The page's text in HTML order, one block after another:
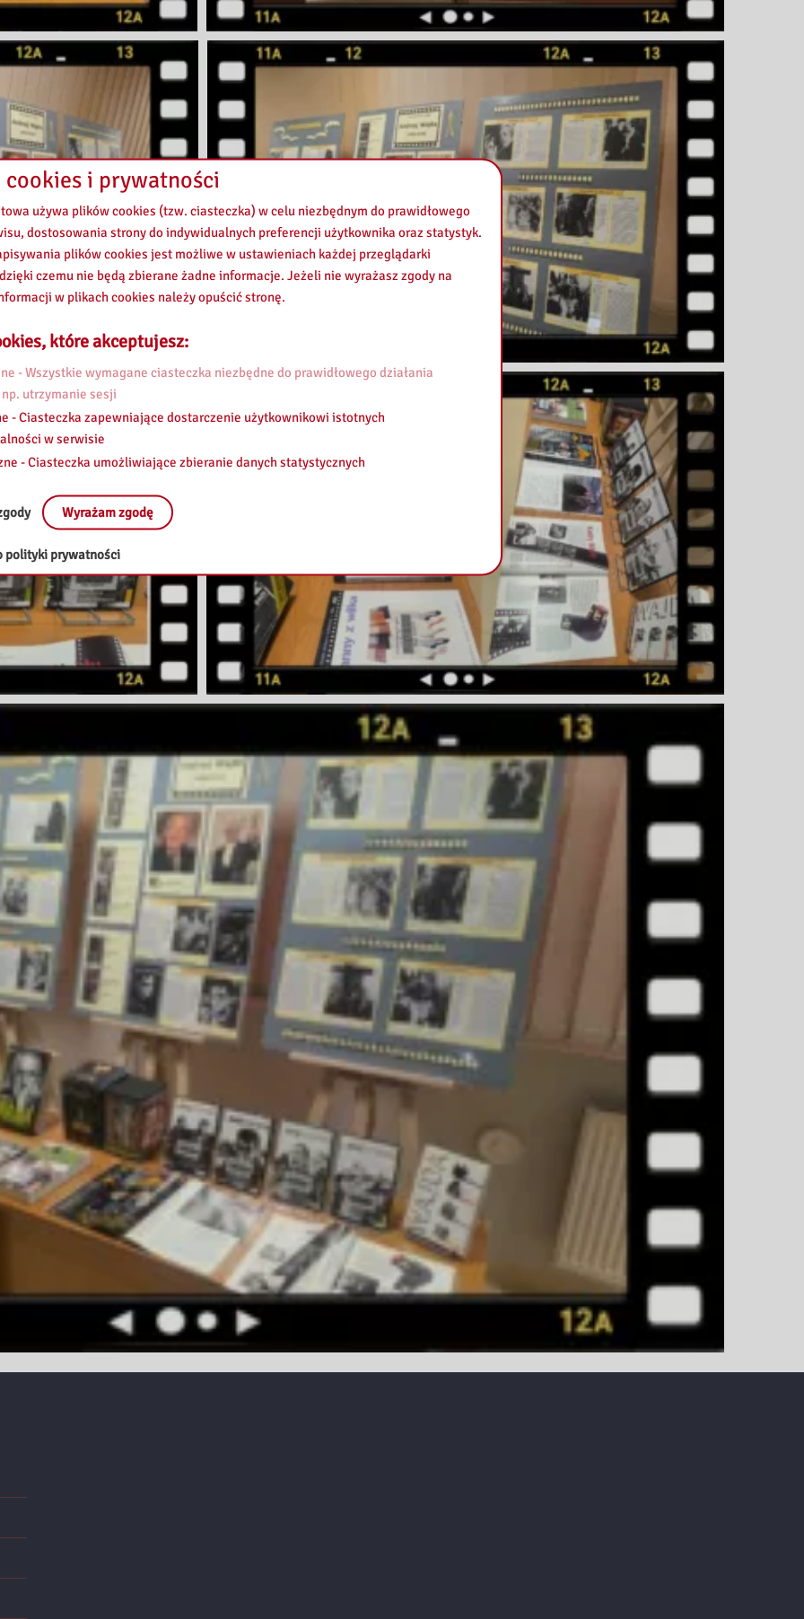
i prywatności
używa plików cookies (tzw. ciasteczka) w celu niezbędnym do prawidłowego
dostosowania strony do indywidualnych preferencji użytkownika oraz statystyk.
plików cookies jest możliwe w ustawieniach każdej przeglądarki
czemu nie będą zbierane żadne informacje. Jeżeli nie wyrażasz zgody na
w plikach cookies należy opuścić stronę.
które akceptujesz:
- Wszystkie wymagane ciasteczka niezbędne do prawidłowego działania
utrzymanie sesji
- Ciasteczka zapewniające dostarczenie użytkownikowi istotnych
w serwisie
- Ciasteczka umożliwiające zbieranie danych statystycznych
Wyrażam zgodę
polityki prywatności